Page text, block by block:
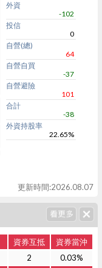
外資
-102
投信
0
自營(總)
64
自營自買
-37
自營避險
101
合計
-38
外資持股率
22.65%
更新時間:2026.08.07
資券互抵
資券當沖
2
0.03%